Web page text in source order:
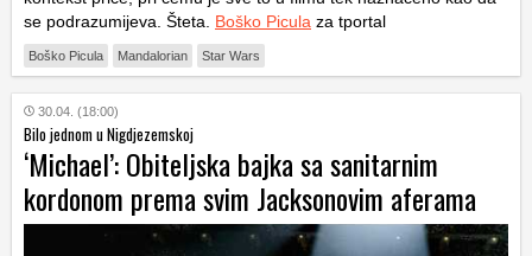
se podrazumijeva. Šteta. Boško Picula za tportal
Boško Picula Mandalorian Star Wars
30.04. (18:00)
Bilo jednom u Nigdjezemskoj
‘Michael’: Obiteljska bajka sa sanitarnim
kordonom prema svim Jacksonovim aferama